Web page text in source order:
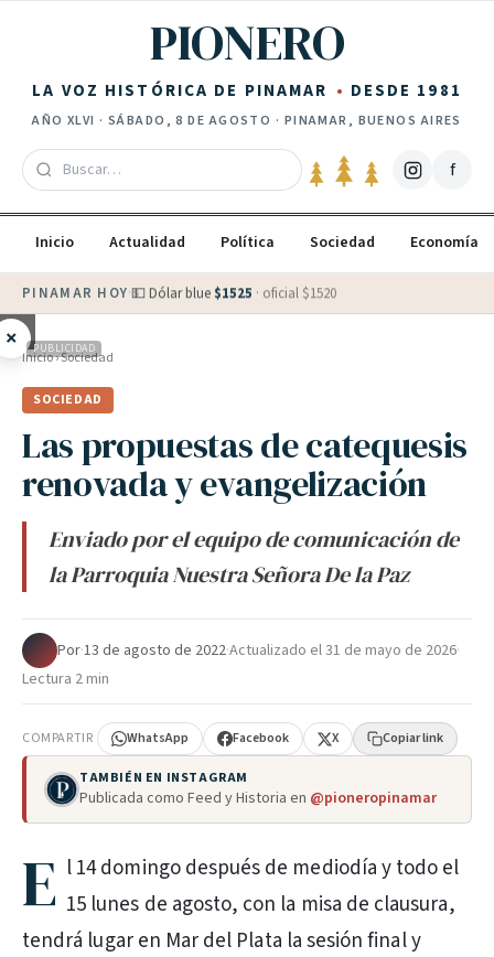
PIONERO
LA VOZ HISTÓRICA DE PINAMAR DESDE 1981
AÑO XLVI · SÁBADO, 8 DE AGOSTO · PINAMAR, BUENOS AIRES
f
Inicio Actualidad Política Sociedad Economía
PINAMAR HOY·💵 Dólar blue $1525 · oficial $1520
× PUBLICIDAD
Inicio›Sociedad
SOCIEDAD
Las propuestas de catequesis
renovada y evangelización
Enviado por el equipo de comunicación de
la Parroquia Nuestra Señora De la Paz
Por·13 de agosto de 2022·Actualizado el31 de mayo de 2026·
Lectura 2 min
COMPARTIR WhatsApp Facebook X Copiar link
TAMBIÉN EN INSTAGRAM
Publicada como Feed y Historia en @pioneropinamar
E l 14 domingo después de mediodía y todo el
15 lunes de agosto, con la misa de clausura,
tendrá lugar en Mar del Plata la sesión final y